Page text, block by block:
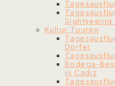
Sightseeing
Kultur Touren
Dörfer
Bodega-
in Cadiz